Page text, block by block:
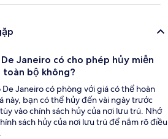
Janeiro có cho phép hủy miễn
toàn bộ không?
De Janeiro có phòng với giá có thể hoàn
này, bạn có thể hủy đến vài ngày trước
vào chính sách hủy của nơi lưu trú. Nhớ
sách hủy của nơi lưu trú để nắm rõ điều